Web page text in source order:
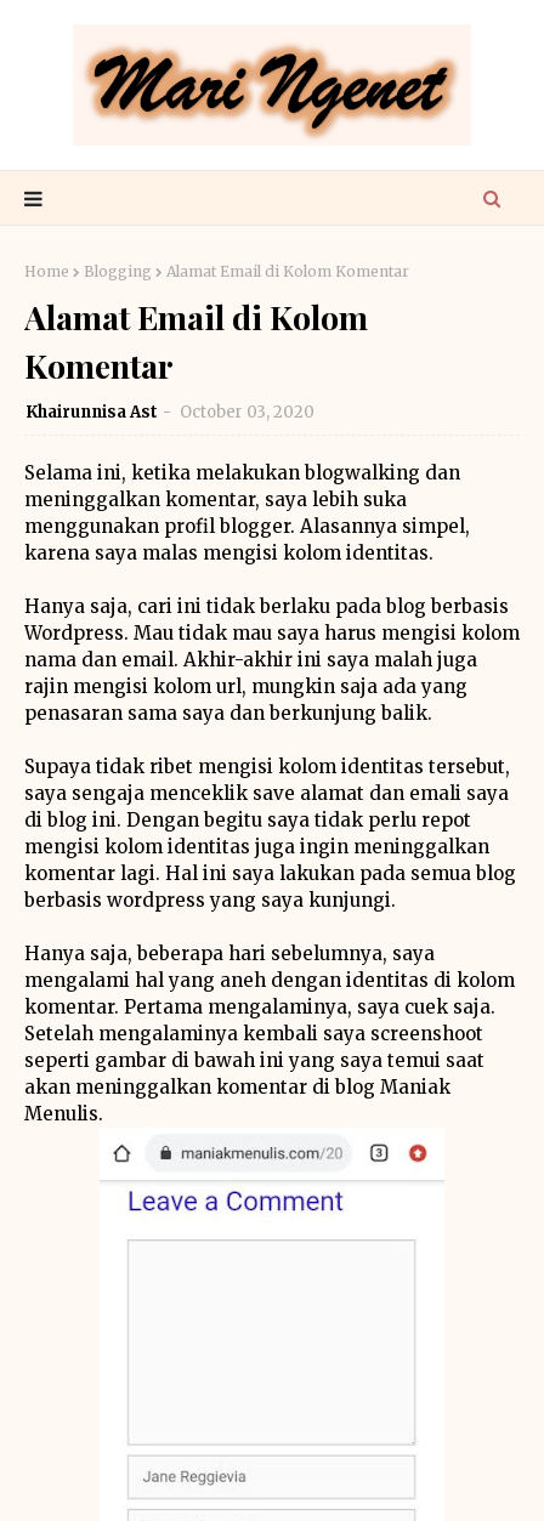
Home Blogging Alamat Email di Kolom Komentar
Alamat Email di Kolom
Komentar
Khairunnisa Ast October 03, 2020
Selama ini, ketika melakukan blogwalking dan
meninggalkan komentar, saya lebih suka
menggunakan profil blogger. Alasannya simpel,
karena saya malas mengisi kolom identitas.
Hanya saja, cari ini tidak berlaku pada blog berbasis
Wordpress. Mau tidak mau saya harus mengisi kolom
nama dan email. Akhir-akhir ini saya malah juga
rajin mengisi kolom url, mungkin saja ada yang
penasaran sama saya dan berkunjung balik.
Supaya tidak ribet mengisi kolom identitas tersebut,
saya sengaja menceklik save alamat dan emali saya
di blog ini. Dengan begitu saya tidak perlu repot
mengisi kolom identitas juga ingin meninggalkan
komentar lagi. Hal ini saya lakukan pada semua blog
berbasis wordpress yang saya kunjungi.
Hanya saja, beberapa hari sebelumnya, saya
mengalami hal yang aneh dengan identitas di kolom
komentar. Pertama mengalaminya, saya cuek saja.
Setelah mengalaminya kembali saya screenshoot
seperti gambar di bawah ini yang saya temui saat
akan meninggalkan komentar di blog Maniak
Menulis.